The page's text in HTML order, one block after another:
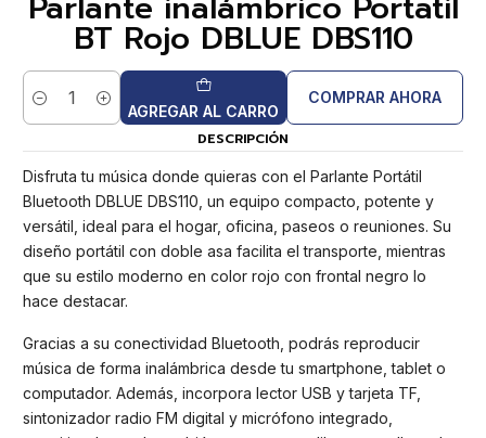
BT Rojo DBLUE DBS110
Cantidad AGREGAR AL CARRO
COMPRAR AHORA
DESCRIPCIÓN
Disfruta tu música donde quieras con el Parlante Portátil
Bluetooth DBLUE DBS110, un equipo compacto, potente y
versátil, ideal para el hogar, oficina, paseos o reuniones. Su
diseño portátil con doble asa facilita el transporte, mientras
que su estilo moderno en color rojo con frontal negro lo
hace destacar.
Gracias a su conectividad Bluetooth, podrás reproducir
música de forma inalámbrica desde tu smartphone, tablet o
computador. Además, incorpora lector USB y tarjeta TF,
sintonizador radio FM digital y micrófono integrado,